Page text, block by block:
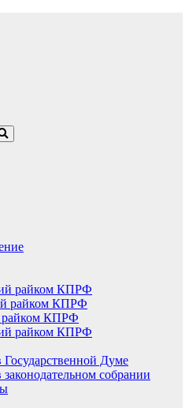
райком КПРФ
райком КПРФ
райком КПРФ
райком КПРФ
Думе
собрании